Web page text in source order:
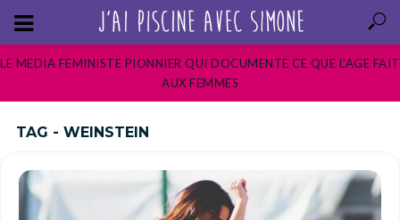
LE MEDIA FEMINISTE PIONNIER QUI DOCUMENTE CE QUE L’AGE FAIT
AUX FEMMES
TAG - WEINSTEIN